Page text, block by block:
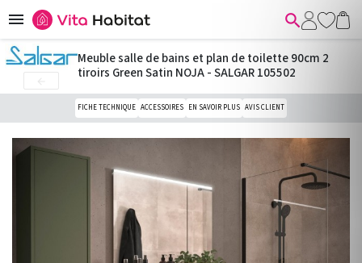
 
Meuble salle de bains et plan de toilette 90cm 2
tiroirs Green Satin NOJA - SALGAR 105502
FICHE TECHNIQUE ACCESSOIRES EN SAVOIR PLUS AVIS CLIENT